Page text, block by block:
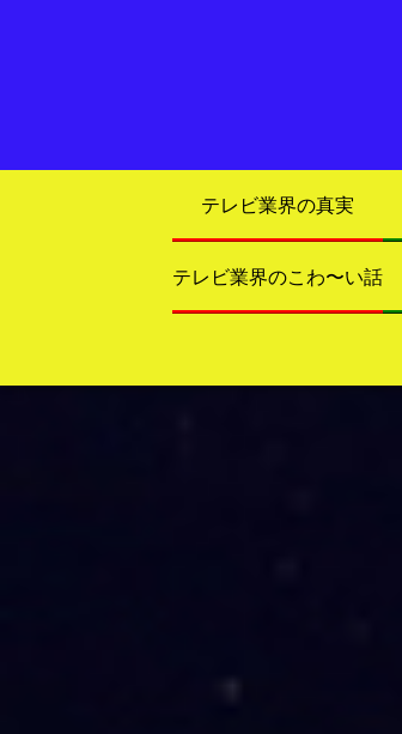
テレビ業界の真実
テレビ業界のこわ〜い話